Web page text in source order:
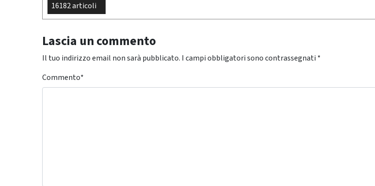
16182 articoli
Lascia un commento
Il tuo indirizzo email non sarà pubblicato. I campi obbligatori sono contrassegnati *
Commento*